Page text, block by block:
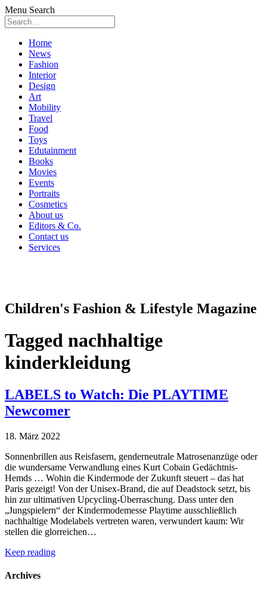
Menu Search
Skip
content
Home
News
Fashion
Interior
Design
Art
Mobility
Travel
Food
Toys
Edutainment
Books
Movies
Events
Portraits
Cosmetics
About us
Editors & Co.
Contact us
Services
Children's Fashion & Lifestyle Magazine
Tagged nachhaltige
kinderkleidung
LABELS to Watch: Die PLAYTIME
Newcomer
18. März 2022
Sonnenbrillen aus Reisfasern, genderneutrale Matrosenanzüge oder
die wundersame Verwandlung eines Kurt Cobain Gedächtnis-
Hemds … Wohin die Kindermode der Zukunft steuert – das hat
Paris gezeigt! Von der Unisex-Brand, die auf Deadstock setzt, bis
hin zur ultimativen Upcycling-Überraschung. Dass unter den
„Jungspielern“ der Kindermodemesse Playtime ausschließlich
nachhaltige Modelabels vertreten waren, verwundert kaum: Wir
stellen die glorreichen…
Keep reading
Archives